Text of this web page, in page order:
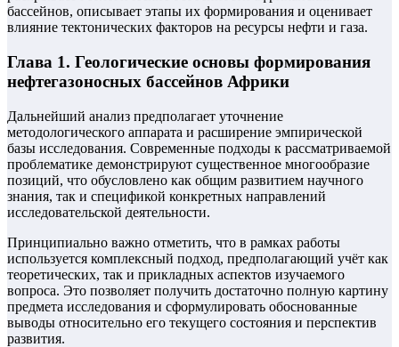
бассейнов, описывает этапы их формирования и оценивает
влияние тектонических факторов на ресурсы нефти и газа.
Глава 1. Геологические основы формирования
нефтегазоносных бассейнов Африки
Дальнейший анализ предполагает уточнение
методологического аппарата и расширение эмпирической
базы исследования. Современные подходы к рассматриваемой
проблематике демонстрируют существенное многообразие
позиций, что обусловлено как общим развитием научного
знания, так и спецификой конкретных направлений
исследовательской деятельности.
Принципиально важно отметить, что в рамках работы
используется комплексный подход, предполагающий учёт как
теоретических, так и прикладных аспектов изучаемого
вопроса. Это позволяет получить достаточно полную картину
предмета исследования и сформулировать обоснованные
выводы относительно его текущего состояния и перспектив
развития.